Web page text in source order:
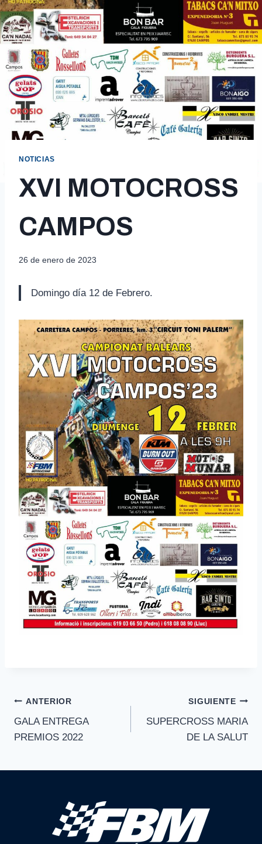
NOTICIAS
XVI MOTOCROSS
CAMPOS
26 de enero de 2023
Domingo día 12 de Febrero.
Navegación
de
ANTERIOR
GALA ENTREGA
PREMIOS 2022
SIGUIENTE
SUPERCROSS MARIA
DE LA SALUT